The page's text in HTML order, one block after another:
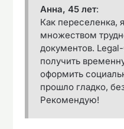
Анна, 45 лет:
Как переселенка,
множеством
документов.
получить
оформить
прошло гладко,
Рекомендую!